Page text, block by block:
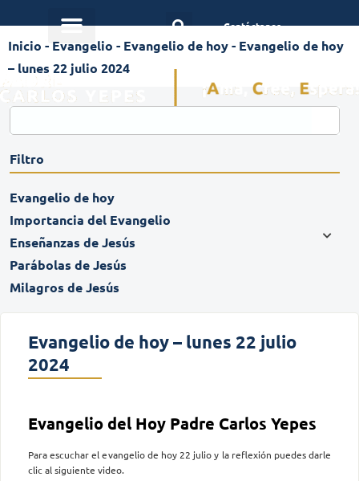
Contáctanos
Inicio - Evangelio - Evangelio de hoy- Evangelio de hoy
– lunes 22 julio 2024
Filtro
Evangelio de hoy
Importancia del Evangelio
Enseñanzas de Jesús
Parábolas de Jesús
Milagros de Jesús
Evangelio de hoy – lunes 22 julio
2024
Evangelio del Hoy Padre Carlos Yepes
Para escuchar el evangelio de hoy 22 julio y la reflexión puedes darle
clic al siguiente video.